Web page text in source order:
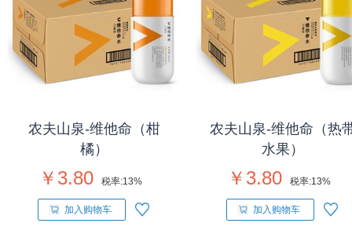
农夫山泉-维他命（柑
橘）
￥3.80 税率:13%
加入购物车
农夫山泉-维他命（热
水果）
￥3.80 税率:13%
加入购物车